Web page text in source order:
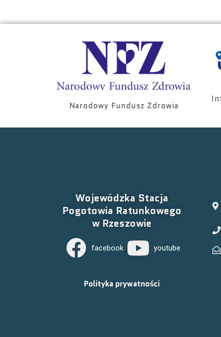
Narodowy Fundusz Zdrowia
Wojewódzka Stacja
Pogotowia Ratunkowego
w Rzeszowie
facebook youtube
Polityka prywatności